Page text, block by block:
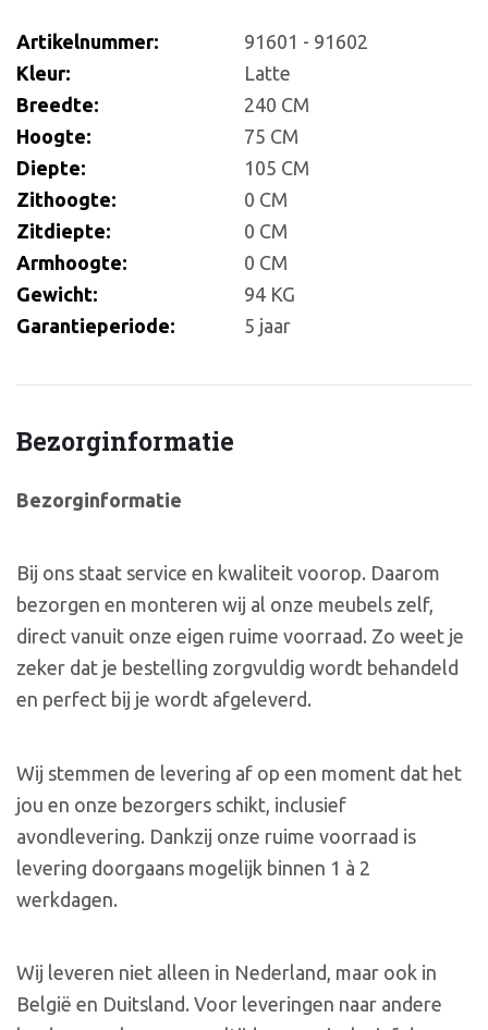
Artikelnummer:
91601 - 91602
Kleur:
Latte
Breedte:
240 CM
Hoogte:
75 CM
Diepte:
105 CM
Zithoogte:
0 CM
Zitdiepte:
0 CM
Armhoogte:
0 CM
Gewicht:
94 KG
Garantieperiode:
5 jaar
Bezorginformatie
Bezorginformatie
Bij ons staat service en kwaliteit voorop. Daarom
bezorgen en monteren wij al onze meubels zelf,
direct vanuit onze eigen ruime voorraad. Zo weet je
zeker dat je bestelling zorgvuldig wordt behandeld
en perfect bij je wordt afgeleverd.
Wij stemmen de levering af op een moment dat het
jou en onze bezorgers schikt, inclusief
avondlevering. Dankzij onze ruime voorraad is
levering doorgaans mogelijk binnen 1 à 2
werkdagen.
Wij leveren niet alleen in Nederland, maar ook in
België en Duitsland. Voor leveringen naar andere